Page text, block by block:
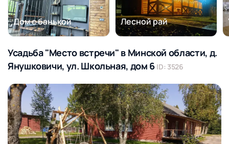
Дом с банькой Лесной рай
Усадьба "Место встречи" в Минской области, д.
Янушковичи, ул. Школьная, дом 6 ID: 3526